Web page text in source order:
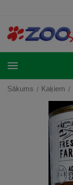
Sākums / Kaķiem /